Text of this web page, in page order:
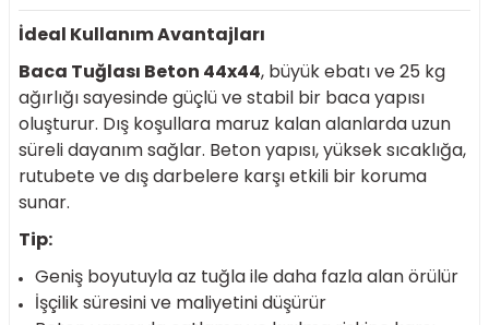
İdeal Kullanım Avantajları
Baca Tuğlası Beton 44x44, büyük ebatı ve 25 kg
ağırlığı sayesinde güçlü ve stabil bir baca yapısı
oluşturur. Dış koşullara maruz kalan alanlarda uzun
süreli dayanım sağlar. Beton yapısı, yüksek sıcaklığa,
rutubete ve dış darbelere karşı etkili bir koruma
sunar.
Tip:
Geniş boyutuyla az tuğla ile daha fazla alan örülür
İşçilik süresini ve maliyetini düşürür